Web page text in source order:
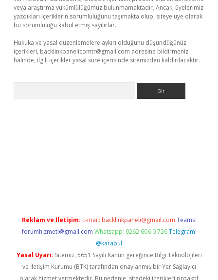
veya araştırma yükümlülüğümüz bulunmamaktadır. Ancak, üyelerimiz
yazdıkları içeriklerin sorumluluğunu taşımakta olup, siteye üye olarak
bu sorumluluğu kabul etmiş sayılırlar.
Hukuka ve yasal düzenlemelere aykırı olduğunu düşündüğünüz
içerikleri, backlinkpanelicomtr@gmail.com adresine bildirmeniz
halinde, ilgili içerikler yasal süre içerisinde sitemizden kaldırılacaktır.
Reklam ve İletişim: E-mail: backlinkpaneli@gmail.com Teams:
forumhizmeti@gmail.com Whatsapp: 0262 606 0 726 Telegram:
@karabul
Yasal Uyarı: Sitemiz, 5651 Sayılı Kanun gereğince Bilgi Teknolojileri
ve İletişim Kurumu (BTK) tarafından onaylanmış bir Yer Sağlayıcı
olarak hizmet vermektedir. Bu nedenle, sitedeki içerikleri proaktif